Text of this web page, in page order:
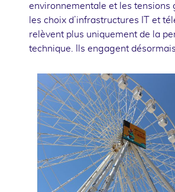
environnementale et les tensions
les choix d’infrastructures IT et
relèvent plus uniquement de la
technique. Ils engagent désormais